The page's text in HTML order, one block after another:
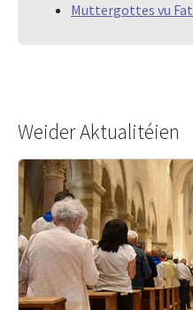
Muttergottes vu
Weider Aktualitéien